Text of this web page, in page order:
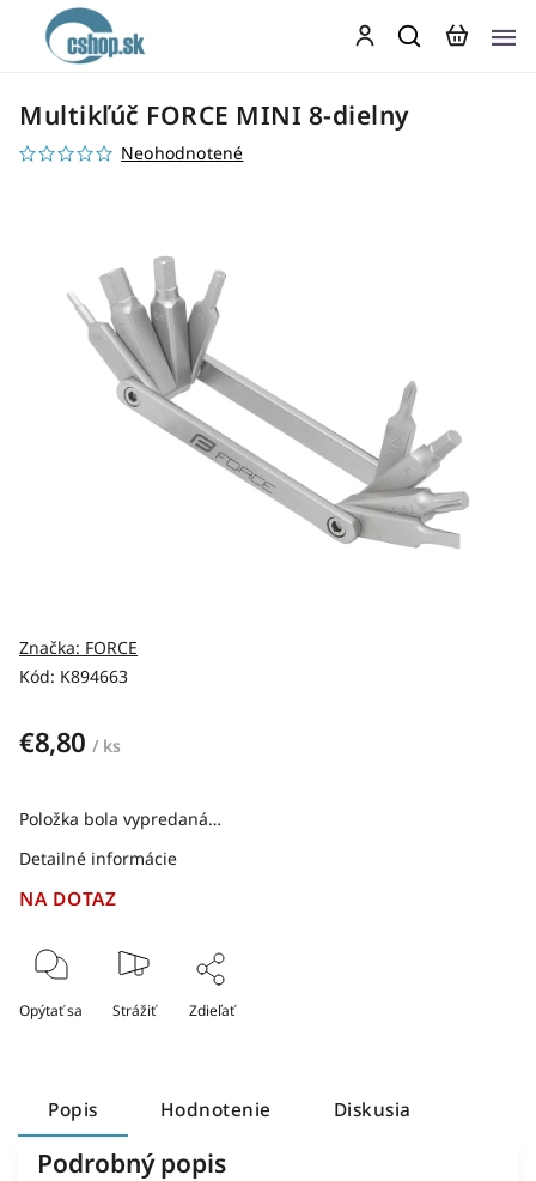
Multikľúč FORCE MINI 8-dielny
Neohodnotené
Kód: K894663
Značka: FORCE
€8,80 / ks
NA DOTAZ
Položka bola vypredaná…
Detailné informácie
Opýtať sa Strážiť Zdieľať
Popis Hodnotenie Diskusia
Podrobný popis